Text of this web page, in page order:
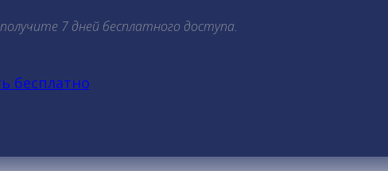
7 дней бесплатного доступа.
бесплатно